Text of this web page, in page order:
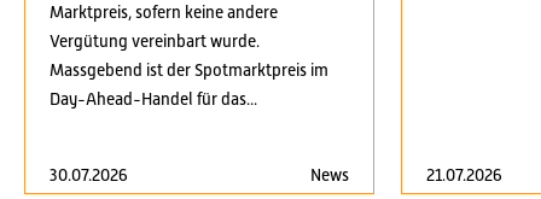
Marktpreis, sofern keine andere
Vergütung vereinbart wurde.
Massgebend ist der Spotmarktpreis im
Day-Ahead-Handel für das...
30.07.2026 News 21.07.2026